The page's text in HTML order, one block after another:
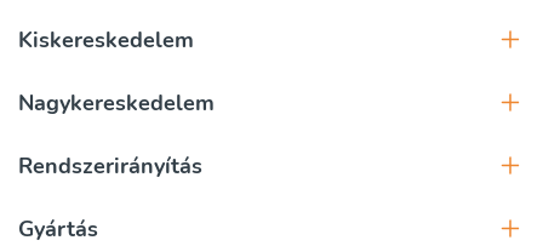
Kiskereskedelem
Nagykereskedelem
Rendszerirányítás
Gyártás